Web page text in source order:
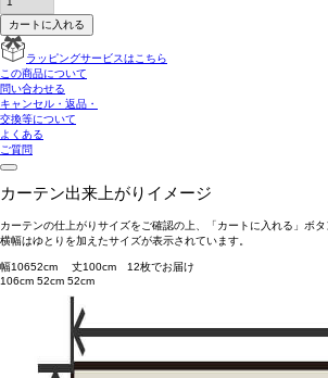
カートに入れる
ラッピングサービスはこちら
この商品について
問い合わせる
キャンセル・返品・
交換等について
よくある
ご質問
カーテン出来上がりイメージ
カーテンの仕上がりサイズをご確認の上、「カートに入れる」ボタ
横幅はゆとりを加えたサイズが表示されています。
幅10652cm 丈100cm 12枚でお届け
106cm 52cm 52cm